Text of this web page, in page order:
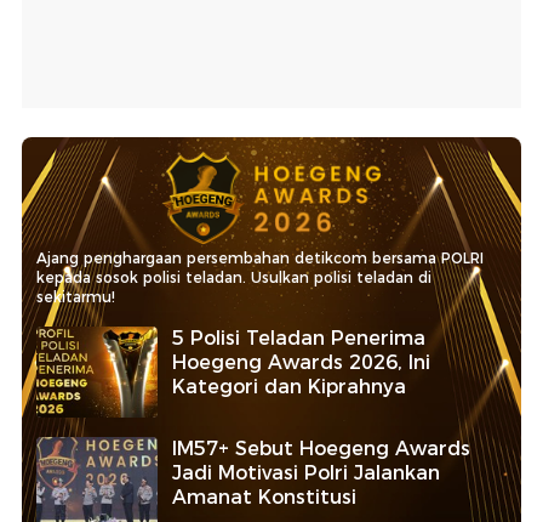
Ajang penghargaan persembahan detikcom bersama POLRI
kepada sosok polisi teladan. Usulkan polisi teladan di
sekitarmu!
5 Polisi Teladan Penerima
Hoegeng Awards 2026, Ini
Kategori dan Kiprahnya
IM57+ Sebut Hoegeng Awards
Jadi Motivasi Polri Jalankan
Amanat Konstitusi